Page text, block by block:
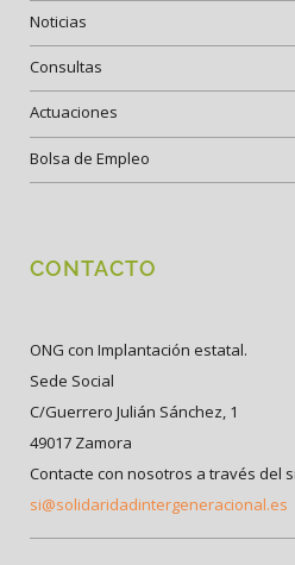
Noticias
Consultas
Actuaciones
Bolsa de Empleo
CONTACTO
ONG con Implantación estatal.
Sede Social
C/Guerrero Julián Sánchez, 1
49017 Zamora
Contacte con nosotros a través del
si@solidaridadintergeneracional.es